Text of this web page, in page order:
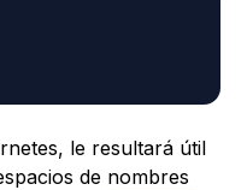
le resultará útil
de nombres